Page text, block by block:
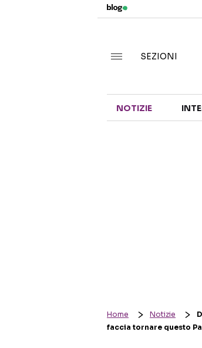
SEZIONI
NOTIZIE
Home Notizie
faccia tornare questo